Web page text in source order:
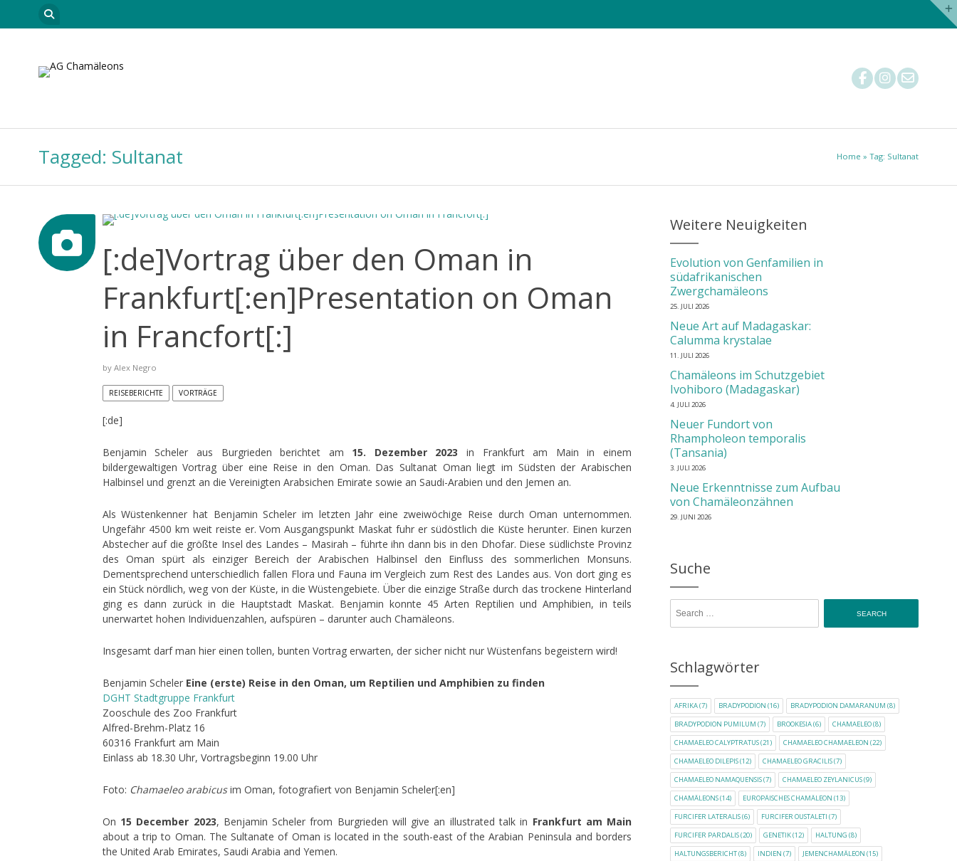
Tagged: Sultanat Home » Tag: Sultanat
[:de]Vortrag über den Oman in
Frankfurt[:en]Presentation on Oman
in Francfort[:]
by Alex Negro
REISEBERICHTE VORTRÄGE
[:de]
Benjamin Scheler aus Burgrieden berichtet am 15. Dezember 2023 in Frankfurt am Main in einem
bildergewaltigen Vortrag über eine Reise in den Oman. Das Sultanat Oman liegt im Südsten der Arabischen
Halbinsel und grenzt an die Vereinigten Arabsichen Emirate sowie an Saudi-Arabien und den Jemen an.
Als Wüstenkenner hat Benjamin Scheler im letzten Jahr eine zweiwöchige Reise durch Oman unternommen.
Ungefähr 4500 km weit reiste er. Vom Ausgangspunkt Maskat fuhr er südöstlich die Küste herunter. Einen kurzen
Abstecher auf die größte Insel des Landes – Masirah – führte ihn dann bis in den Dhofar. Diese südlichste Provinz
des Oman spürt als einziger Bereich der Arabischen Halbinsel den Einfluss des sommerlichen Monsuns.
Dementsprechend unterschiedlich fallen Flora und Fauna im Vergleich zum Rest des Landes aus. Von dort ging es
ein Stück nördlich, weg von der Küste, in die Wüstengebiete. Über die einzige Straße durch das trockene Hinterland
ging es dann zurück in die Hauptstadt Maskat. Benjamin konnte 45 Arten Reptilien und Amphibien, in teils
unerwartet hohen Individuenzahlen, aufspüren – darunter auch Chamäleons.
Insgesamt darf man hier einen tollen, bunten Vortrag erwarten, der sicher nicht nur Wüstenfans begeistern wird!
Benjamin Scheler Eine (erste) Reise in den Oman, um Reptilien und Amphibien zu finden
DGHT Stadtgruppe Frankfurt
Zooschule des Zoo Frankfurt
Alfred-Brehm-Platz 16
60316 Frankfurt am Main
Einlass ab 18.30 Uhr, Vortragsbeginn 19.00 Uhr
Foto: Chamaeleo arabicusim Oman, fotografiert von Benjamin Scheler[:en]
On 15 December 2023, Benjamin Scheler from Burgrieden will give an illustrated talk in Frankfurt am Main
about a trip to Oman. The Sultanate of Oman is located in the south-east of the Arabian Peninsula and borders
the United Arab Emirates, Saudi Arabia and Yemen.
Weitere Neuigkeiten
Evolution von Genfamilien in
südafrikanischen
Zwergchamäleons
25. JULI 2026
Neue Art auf Madagaskar:
Calumma krystalae
11. JULI 2026
Chamäleons im Schutzgebiet
Ivohiboro (Madagaskar)
4. JULI 2026
Neuer Fundort von
Rhampholeon temporalis
(Tansania)
3. JULI 2026
Neue Erkenntnisse zum Aufbau
von Chamäleonzähnen
29. JUNI 2026
Suche
Schlagwörter
AFRIKA(7) BRADYPODION (16) BRADYPODION DAMARANUM (8)
BRADYPODION PUMILUM (7) BROOKESIA(6) CHAMAELEO(8)
CHAMAELEO CALYPTRATUS(21) CHAMAELEO CHAMAELEON (22)
CHAMAELEO DILEPIS(12) CHAMAELEO GRACILIS(7)
CHAMAELEO NAMAQUENSIS(7) CHAMAELEO ZEYLANICUS(9)
CHAMÄLEONS(14) EUROPÄISCHES CHAMÄLEON (13)
FURCIFER LATERALIS(6) FURCIFER OUSTALETI (7)
FURCIFER PARDALIS(20) GENETIK(12) HALTUNG (8)
HALTUNGSBERICHT(8) INDIEN (7) JEMENCHAMÄLEON (15)